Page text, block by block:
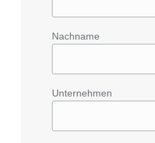
Nachname
Unternehmen